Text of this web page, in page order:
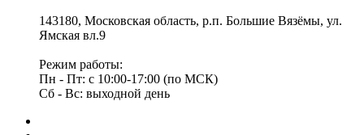
143180, Московская область, р.п. Большие Вязёмы, ул.
Ямская вл.9
Режим работы:
Пн - Пт: с 10:00-17:00 (по МСК)
Сб - Вс: выходной день